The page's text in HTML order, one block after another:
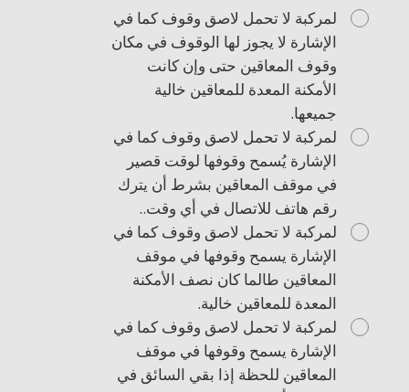
لمركبة لا تحمل لاصق وقوف كما في
الإشارة لا يجوز لها الوقوف في مكان
وقوف المعاقين حتى وإن كانت
الأمكنة المعدة للمعاقين خالية
جميعها.
لمركبة لا تحمل لاصق وقوف كما في
الإشارة يُسمح وقوفها لوقت قصير
في موقف المعاقين بشرط أن يترك
رقم هاتف للاتصال في أي وقت..
لمركبة لا تحمل لاصق وقوف كما في
الإشارة يسمح وقوفها في موقف
المعاقين طالما كان نصف الأمكنة
المعدة للمعاقين خالية.
لمركبة لا تحمل لاصق وقوف كما في
الإشارة يسمح وقوفها في موقف
المعاقين للحظة إذا بقي السائق في